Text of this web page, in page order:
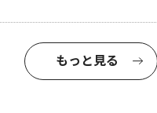
もっと見る